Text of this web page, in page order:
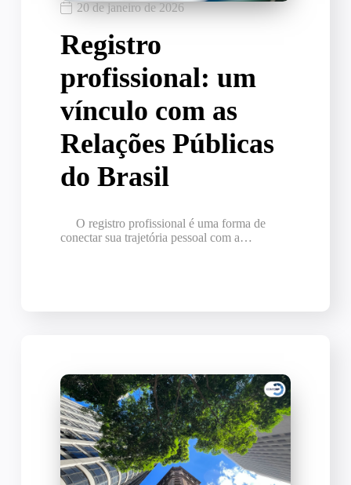
20 de janeiro de 2026
Registro
profissional: um
vínculo com as
Relações Públicas
do Brasil
O registro profissional é uma forma de
conectar sua trajetória pessoal com a…